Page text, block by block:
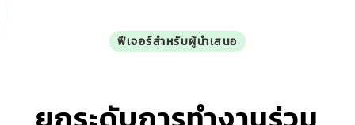
ฟีเจอร์สำหรับผู้นำเสนอ